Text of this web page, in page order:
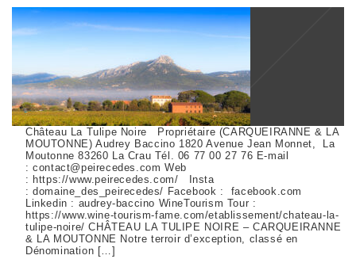
Château La Tulipe Noire Propriétaire (CARQUEIRANNE & LA
MOUTONNE) Audrey Baccino 1820 Avenue Jean Monnet, La
Moutonne 83260 La Crau Tél. 06 77 00 27 76 E-mail
: contact@peirecedes.com Web
: https://www.peirecedes.com/ Insta
: domaine_des_peirecedes/ Facebook : facebook.com
Linkedin : audrey-baccino WineTourism Tour :
https://www.wine-tourism-fame.com/etablissement/chateau-la-
tulipe-noire/ CHÂTEAU LA TULIPE NOIRE – CARQUEIRANNE
& LA MOUTONNE Notre terroir d’exception, classé en
Dénomination […]